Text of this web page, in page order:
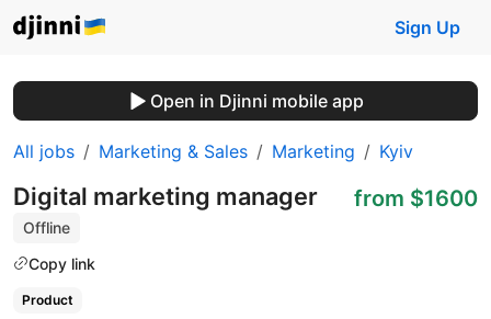
Sign Up
Open in Djinni mobile app
All jobs Marketing & Sales Marketing Kyiv
Digital marketing manager
Offline
Copy link
from $1600
Product